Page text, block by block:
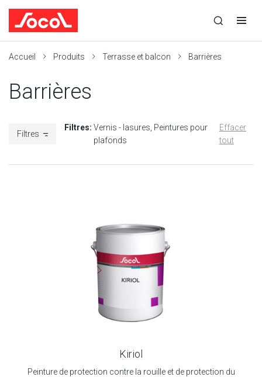
recherche
recherche
navigation
Accueil Produits Terrasse et balcon Barrières
Barrières
Filtres
Filtres:Vernis - lasures Peintures pour
plafonds
Effacer
tout
Kiriol
Peinture de protection contre la rouille et de protection du